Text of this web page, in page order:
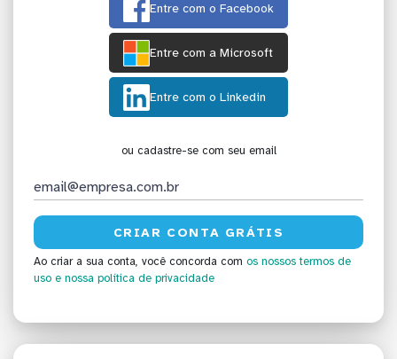
Entre com o Facebook
Entre com a Microsoft
Entre com o Linkedin
ou cadastre-se com seu email
Ao criar a sua conta, você concorda com os nossos termos de
uso e nossa política de privacidade